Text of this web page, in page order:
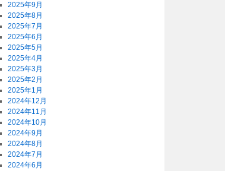
2025年9月
2025年8月
2025年7月
2025年6月
2025年5月
2025年4月
2025年3月
2025年2月
2025年1月
2024年12月
2024年11月
2024年10月
2024年9月
2024年8月
2024年7月
2024年6月